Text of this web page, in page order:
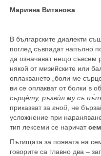
Марияна Витанова
В българските диалекти
поглед съвпадат напълно
да означават нещо съвсем
някой от мизийските или
оплакването „боли ме
ви се оплакват от болки в
сърцèту, ръзвùл му съ
приказват за гной , не
усложнение при
тип лексеми се наричат
Пътищата за появата на
говорите са главно два –